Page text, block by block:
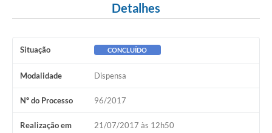
Detalhes
Situação CONCLUÍDO
Modalidade Dispensa
Nº do Processo 96/2017
Realização em 21/07/2017 às 12h50